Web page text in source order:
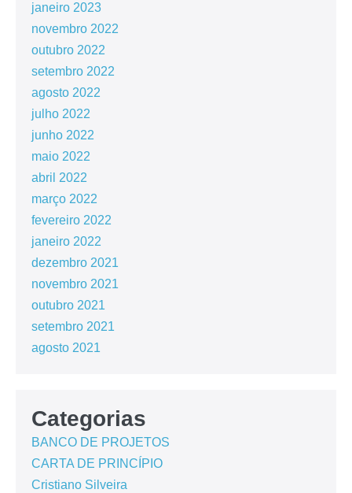
janeiro 2023
novembro 2022
outubro 2022
setembro 2022
agosto 2022
julho 2022
junho 2022
maio 2022
abril 2022
março 2022
fevereiro 2022
janeiro 2022
dezembro 2021
novembro 2021
outubro 2021
setembro 2021
agosto 2021
Categorias
BANCO DE PROJETOS
CARTA DE PRINCÍPIO
Cristiano Silveira